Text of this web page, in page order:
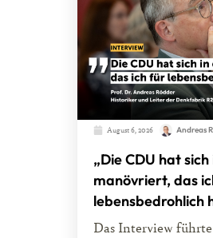
August 6, 2026 Andreas
„Die CDU hat
manövriert, das
lebensbedrohlich
Das Interview